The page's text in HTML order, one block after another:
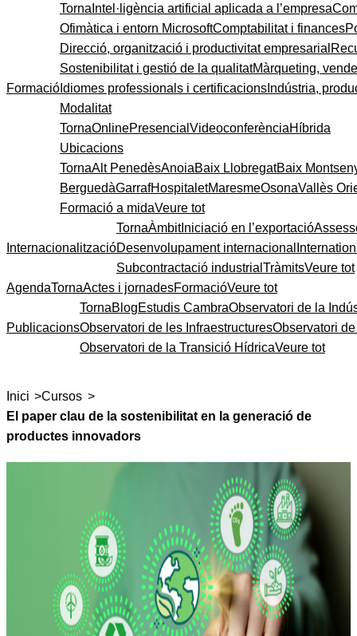
Formació
Torna Intel·ligència artificial aplicada a l’empresa
Ofimàtica i entorn MicrosoftComptabilitat i finances
Direcció, organització i productivitat empresarial
Sostenibilitat i gestió de la qualitatMàrqueting,
Idiomes professionals i certificacions Indústria,
Modalitat
TornaOnlinePresencial VideoconferènciaHíbrida
Ubicacions
TornaAlt PenedèsAnoiaBaix LlobregatBaix
BerguedàGarrafHospitaletMaresmeOsonaVallès
Formació a midaVeure tot
Internacionalització
TornaÀmbitIniciació en l’exportació
Desenvolupament internacional
Subcontractació industrial TràmitsVeure tot
AgendaTornaActes i jornadesFormacióVeure tot
Publicacions
TornaBlogEstudis CambraObservatori de la
Observatori de les InfraestructuresObservatori
Observatori de la Transició HídricaVeure tot
Inici >Cursos >
El paper clau de la sostenibilitat en la generació de
productes innovadors